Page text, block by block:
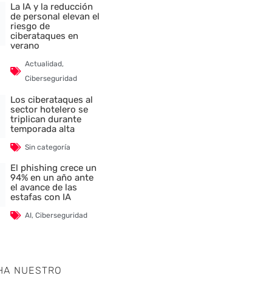
La IA y la reducción
de personal elevan el
riesgo de
ciberataques en
verano
Actualidad,
Ciberseguridad
Los ciberataques al
sector hotelero se
triplican durante
temporada alta
Sin categoría
El phishing crece un
94% en un año ante
el avance de las
estafas con IA
AI,Ciberseguridad
NUESTRO